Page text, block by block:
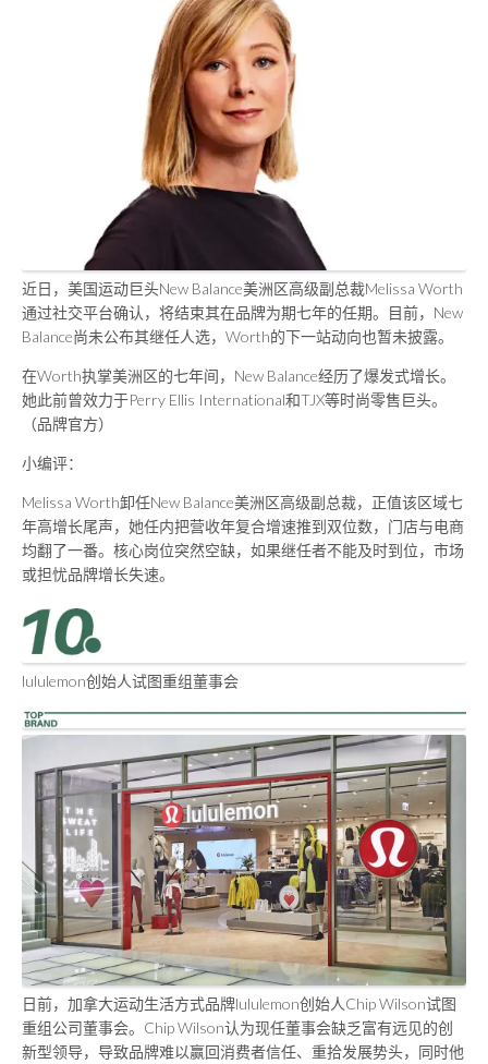
近日，美国运动巨头New Balance美洲区高级副总裁Melissa Worth
通过社交平台确认，将结束其在品牌为期七年的任期。目前，New
Balance尚未公布其继任人选，Worth的下一站动向也暂未披露。
在Worth执掌美洲区的七年间，New Balance经历了爆发式增长。
她此前曾效力于Perry Ellis International和TJX等时尚零售巨头。
（品牌官方）
小编评：
Melissa Worth卸任New Balance美洲区高级副总裁，正值该区域七
年高增长尾声，她任内把营收年复合增速推到双位数，门店与电商
均翻了一番。核心岗位突然空缺，如果继任者不能及时到位，市场
或担忧品牌增长失速。
lululemon创始人试图重组董事会
日前，加拿大运动生活方式品牌lululemon创始人Chip Wilson试图
重组公司董事会。Chip Wilson认为现任董事会缺乏富有远见的创
新型领导，导致品牌难以赢回消费者信任、重拾发展势头，同时他